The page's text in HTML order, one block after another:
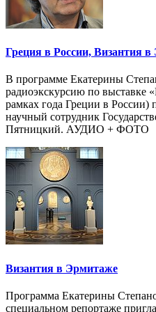
Греция в России, Византия
В программе Екатерины
радиоэкскурсию по выставке
рамках года Греции в России)
научный сотрудник
Пятницкий. АУДИО + ФОТО
Византия в Эрмитаже
Программа Екатерины
специальном репортаже